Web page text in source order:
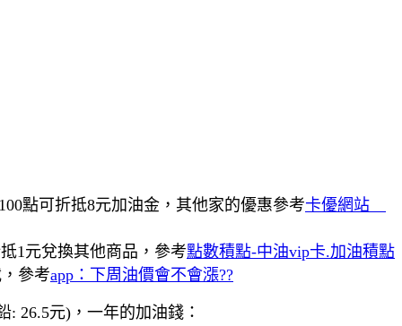
點可折抵8元加油金，其他家的優惠參考卡優網站＿
1元兌換其他商品，參考點數積點-中油vip卡.加油積點
參考app：下周油價會不會漲??
: 26.5元)，一年的加油錢：